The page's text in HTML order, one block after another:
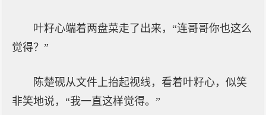
叶籽心端着两盘菜走了出来，“连哥哥你也这么
觉得？”
陈楚砚从文件上抬起视线，看着叶籽心，似笑
非笑地说，“我一直这样觉得。”